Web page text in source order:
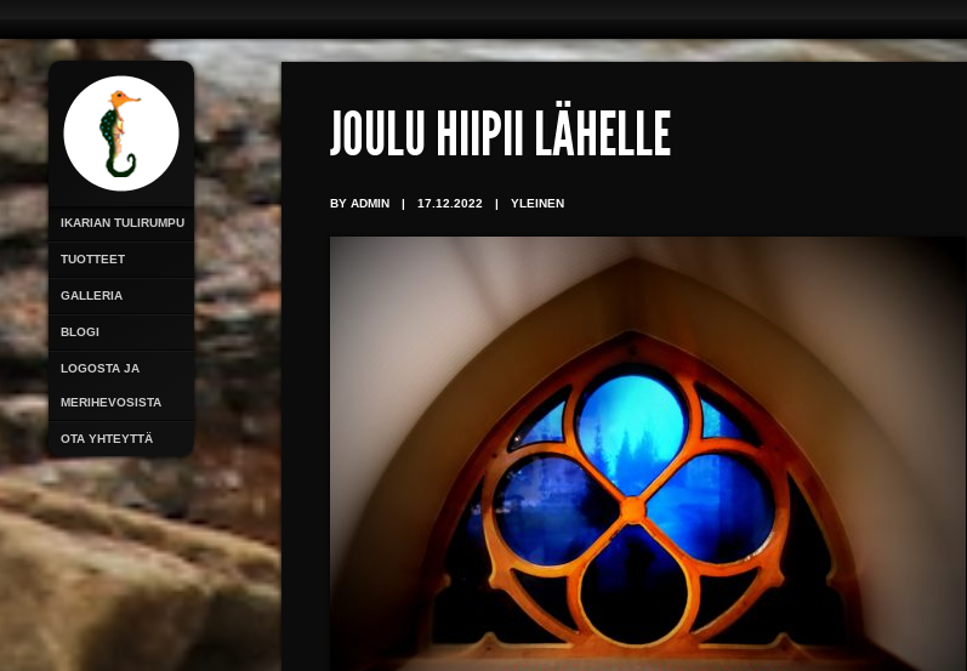
IKARIAN TULIRUMPU
TUOTTEET
GALLERIA
BLOGI
LOGOSTA JA
MERIHEVOSISTA
OTA YHTEYTTÄ
JOULU HIIPII LÄHELLE
BY ADMIN | 17.12.2022 | YLEINEN